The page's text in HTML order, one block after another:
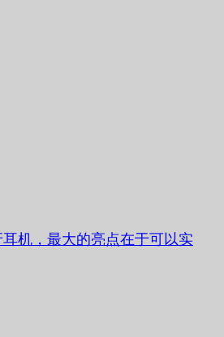
机，最大的亮点在于可以实